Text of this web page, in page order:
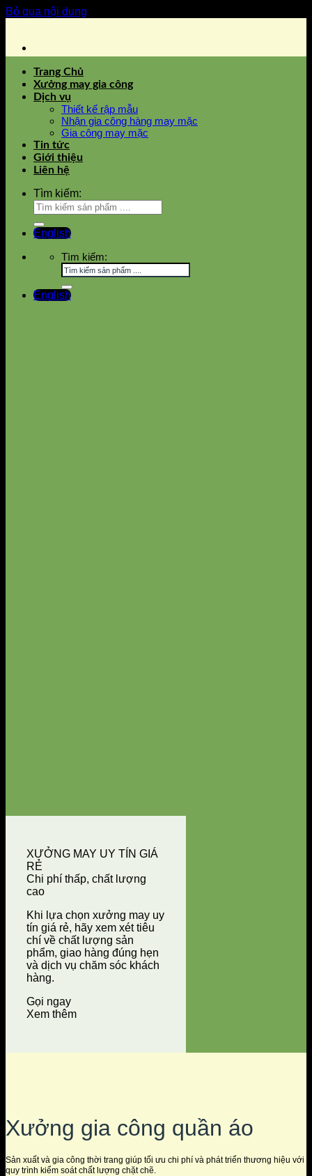
Bỏ qua nội dung
Trang Chủ
Xưởng may gia công
Dịch vụ
Thiết kế rập mẫu
Nhận gia công hàng may mặc
Gia công may mặc
Tin tức
Giới thiệu
Liên hệ
Tìm kiếm:
English
Tìm kiếm:
English
XƯỞNG MAY UY TÍN GIÁ
RẺ
Chi phí thấp, chất lượng
cao
Khi lựa chọn xưởng may uy
tín giá rẻ, hãy xem xét tiêu
chí về chất lượng sản
phẩm, giao hàng đúng hẹn
và dịch vụ chăm sóc khách
hàng.
Gọi ngay
Xem thêm
Xưởng gia công quần áo
Sản xuất và gia công thời trang giúp tối ưu chi phí và phát triển thương hiệu với
quy trình kiểm soát chất lượng chặt chẽ.